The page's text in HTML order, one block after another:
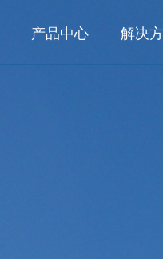
产品中心
面向大型
面向中小
面向小微
解决